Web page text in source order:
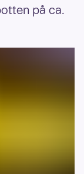
på ca.